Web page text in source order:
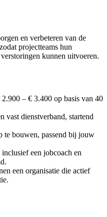
en verbeteren van de
projectteams hun
kunnen uitvoeren.
– € 3.400 op basis van 40
vast dienstverband, startend
te bouwen, passend bij jouw
een jobcoach en
een organisatie die actief